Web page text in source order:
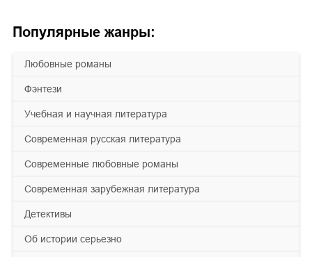
Популярные жанры:
любовные романы
фэнтези
учебная и научная литература
современная русская литература
современные любовные романы
современная зарубежная литература
детективы
об истории серьезно